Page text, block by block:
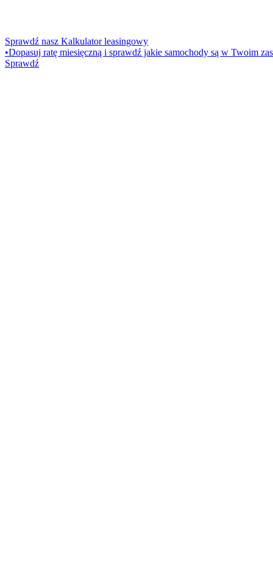
Sprawdź nasz Kalkulator leasingowy
•Dopasuj ratę miesięczną i sprawdź jakie samochody są w Twoim
Sprawdź